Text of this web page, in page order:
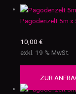
Pagodenzelt 5m x
10,00€
exkl. 19 % MwSt.
ZUR